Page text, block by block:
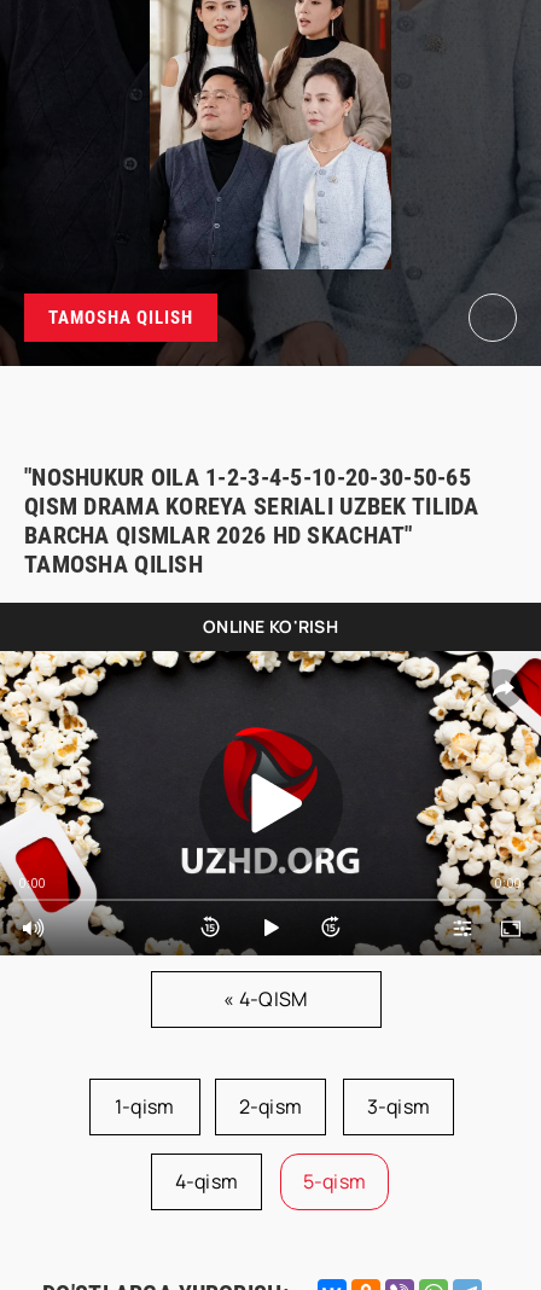
TAMOSHA QILISH
"NOSHUKUR OILA 1-2-3-4-5-10-20-30-50-65
QISM DRAMA KOREYA SERIALI UZBEK TILIDA
BARCHA QISMLAR 2026 HD SKACHAT"
TAMOSHA QILISH
ONLINE KO'RISH
0:00 0:00
« 4-QISM
1-qism 2-qism 3-qism
4-qism 5-qism